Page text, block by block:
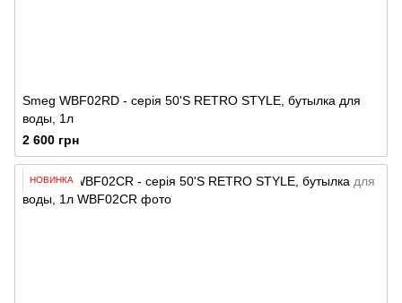
Smeg WBF02RD - серія 50'S RETRO STYLE, бутылка для
воды, 1л
2 600 грн
НОВИНКА